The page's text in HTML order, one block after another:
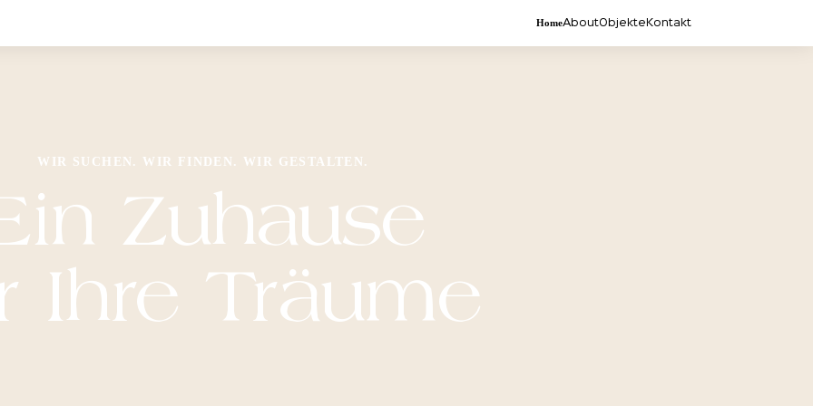
HomeAboutObjekte Kontakt
WIR SUCHEN. WIR FINDEN. WIR GESTALTEN.
Zuhause
Ihre Träume